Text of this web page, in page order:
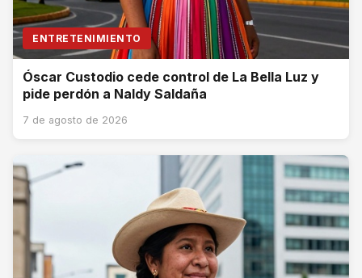
ENTRETENIMIENTO
Óscar Custodio cede control de La Bella Luz y
pide perdón a Naldy Saldaña
7 de agosto de 2026